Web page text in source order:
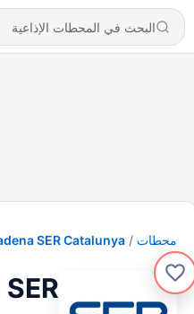
محطات SER Catalunya